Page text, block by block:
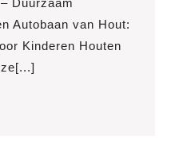
Duurzaam
Speelplezier
voor
Autobaan van Hout:
Kinderen Houten